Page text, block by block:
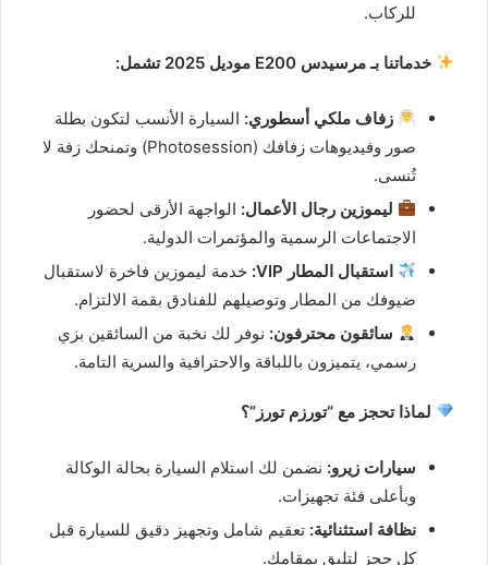
للركاب.
خدماتنا بـ مرسيدس E200 موديل 2025 تشمل:
زفاف ملكي أسطوري: السيارة الأنسب لتكون بطلة
صور وفيديوهات زفافك (Photosession) وتمنحك زفة لا
تُنسى.
ليموزين رجال الأعمال: الواجهة الأرقى لحضور
الاجتماعات الرسمية والمؤتمرات الدولية.
استقبال المطار VIP:
خدمة ليموزين فاخرة لاستقبال
ضيوفك من المطار وتوصيلهم للفنادق بقمة الالتزام.
سائقون محترفون: نوفر لك نخبة من السائقين بزي
رسمي، يتميزون باللباقة والاحترافية والسرية التامة.
لماذا تحجز مع “تورزم تورز”؟
سيارات زيرو: نضمن لك استلام السيارة بحالة الوكالة
وبأعلى فئة تجهيزات.
نظافة استثنائية: تعقيم شامل وتجهيز دقيق للسيارة قبل
كل حجز لتليق بمقامك.